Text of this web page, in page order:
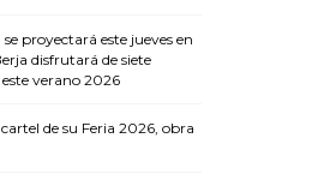
proyectará este jueves en
disfrutará de siete
verano 2026
de su Feria 2026, obra